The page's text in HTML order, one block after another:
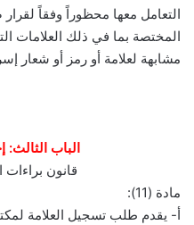
التعامل معها محظوراً وفقاً
المختصة بما في ذلك العلامات
مشابهة لعلامة أو رمز أو شعار
الباب
قانون براءات
مادة (11):
أ- يقدم طلب تسجيل العلامة